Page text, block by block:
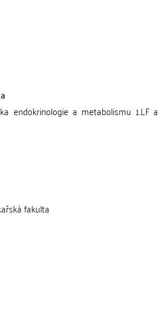
endokrinologie a metabolismu 1.LF a
fakulta